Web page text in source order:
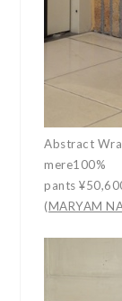
Abstract
mere100%
pants
(MARYAM